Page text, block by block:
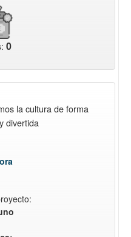
0
la cultura de forma
divertida